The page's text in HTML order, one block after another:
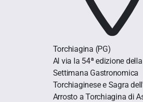
Torchiagina (PG)
Al via la 54ª edizione della
Settimana Gastronomica
Torchiaginese e Sagra
Arrosto a Torchiagina di